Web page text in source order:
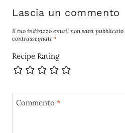
Lascia un commento
Il tuo indirizzo email non sarà pubblicato.
contrassegnati *
Recipe Rating
Commento *